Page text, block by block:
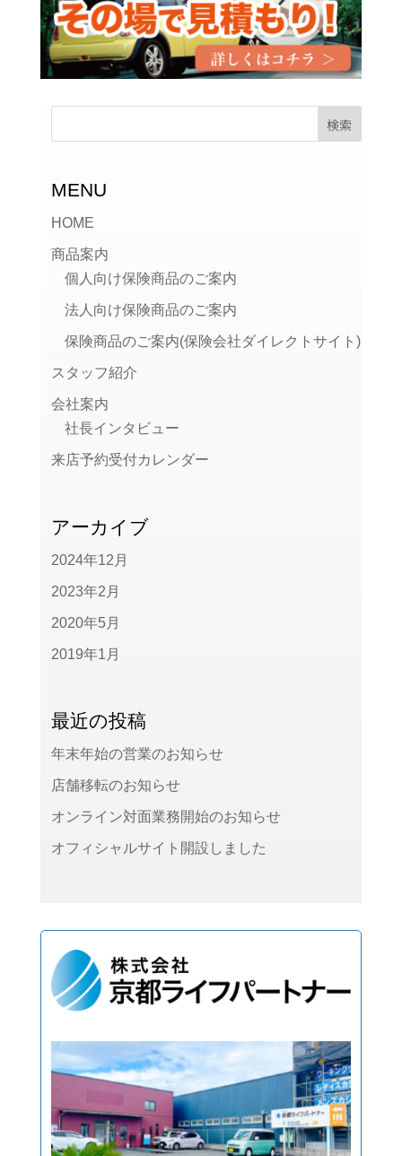
MENU
HOME
商品案内
個人向け保険商品のご案内
法人向け保険商品のご案内
保険商品のご案内(保険会社ダイレクトサイト)
スタッフ紹介
会社案内
社長インタビュー
来店予約受付カレンダー
アーカイブ
2024年12月
2023年2月
2020年5月
2019年1月
最近の投稿
年末年始の営業のお知らせ
店舗移転のお知らせ
オンライン対面業務開始のお知らせ
オフィシャルサイト開設しました